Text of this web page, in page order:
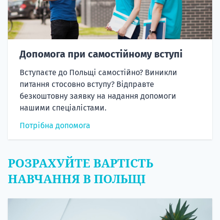
Допомога при самостійному вступі
Вступаєте до Польщі самостійно? Виникли
питання стосовно вступу? Відправте
безкоштовну заявку на надання допомоги
нашими спеціалістами.
Потрібна допомога
РОЗРАХУЙТЕ ВАРТІСТЬ
НАВЧАННЯ В ПОЛЬЩІ